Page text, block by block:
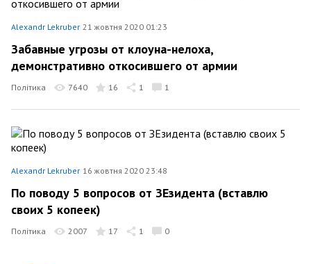
Alexandr Lekruber 21 жовтня 2020 01:23
Забавные угрозы от клоуна-нелоха,
демонстративно откосившего от армии
Політика 7640 16 1 1
Alexandr Lekruber 16 жовтня 2020 23:48
По поводу 5 вопросов от ЗЕзидента (вставлю
своих 5 копеек)
Політика 2007 17 1 0